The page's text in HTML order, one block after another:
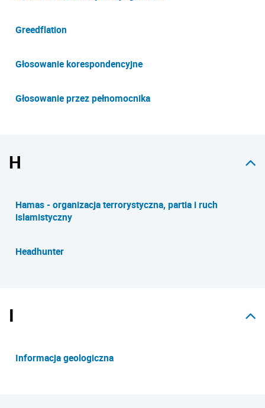
Greedflation
Głosowanie korespondencyjne
Głosowanie przez pełnomocnika
H
Hamas - organizacja terrorystyczna, partia i ruch
islamistyczny
Headhunter
I
Informacja geologiczna